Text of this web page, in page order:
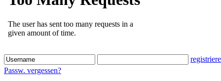
Passw. vergessen?